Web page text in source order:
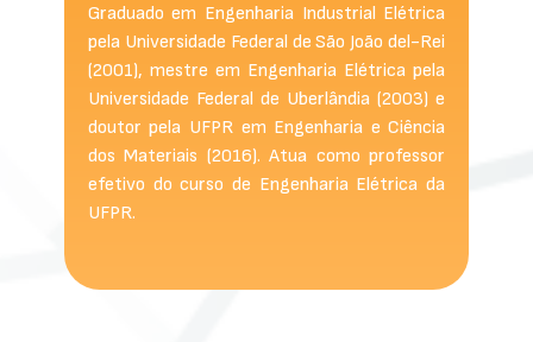
Graduado em Engenharia Industrial Elétrica
pela Universidade Federal de São João del-Rei
(2001), mestre em Engenharia Elétrica pela
Universidade Federal de Uberlândia (2003) e
doutor pela UFPR em Engenharia e Ciência
dos Materiais (2016). Atua como professor
efetivo do curso de Engenharia Elétrica da
UFPR.